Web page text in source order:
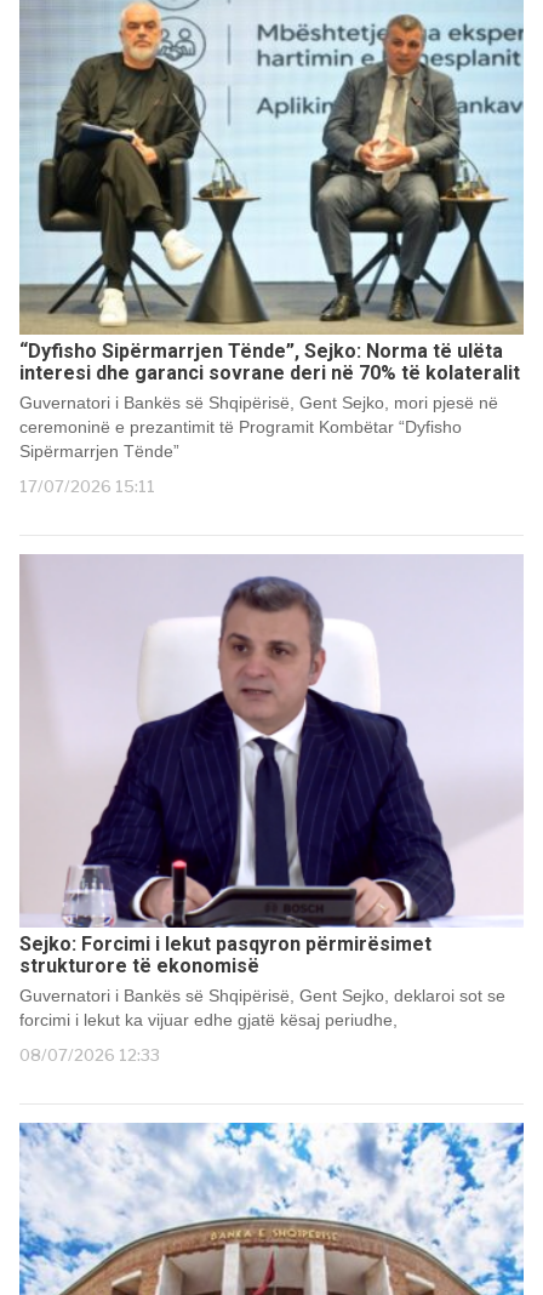
“Dyfisho Sipërmarrjen Tënde”, Sejko: Norma të ulëta
interesi dhe garanci sovrane deri në 70% të kolateralit
Guvernatori i Bankës së Shqipërisë, Gent Sejko, mori pjesë në
ceremoninë e prezantimit të Programit Kombëtar “Dyfisho
Sipërmarrjen Tënde”
17/07/2026 15:11
Sejko: Forcimi i lekut pasqyron përmirësimet
strukturore të ekonomisë
Guvernatori i Bankës së Shqipërisë, Gent Sejko, deklaroi sot se
forcimi i lekut ka vijuar edhe gjatë kësaj periudhe,
08/07/2026 12:33